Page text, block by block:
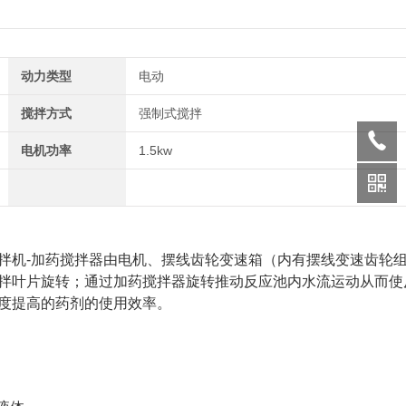
动力类型 电动
搅拌方式 强制式搅拌
电机功率 1.5kw
-加药搅拌器由电机、摆线齿轮变速箱（内有摆线变速齿轮
片旋转；通过加药搅拌器旋转推动反应池内水流运动从而
提高的药剂的使用效率。